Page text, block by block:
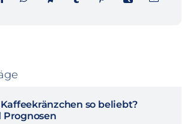
so beliebt?
Prognosen